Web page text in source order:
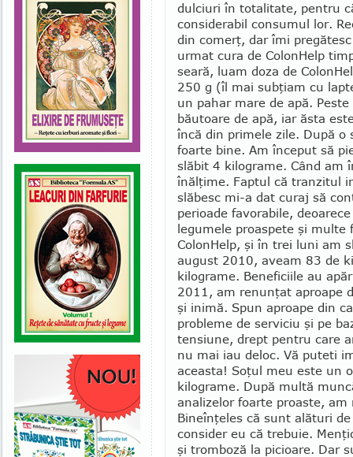
dulciuri în totalitate, pentru
considerabil consumul lor.
din comerţ, dar îmi
urmat cura de Co­lonHelp
seară, luam doza de
250 g (îl mai subţiam cu
un pahar mare de apă.
băutoare de apă, iar ăsta
încă din primele zile. După
foarte bine. Am început să
slăbit 4 kilograme. Când am
înălţime. Faptul că tranzitul
slăbesc mi-a dat curaj să
peri­oade favorabile,
legumele proas­pete şi
ColonHelp, şi în trei luni am
august 2010, aveam 83 de
kilograme. Bene­ficiile au
2011, am renunţat aproape
şi inimă. Spun aproape din
probleme de serviciu şi pe
tensiune, drept pentru care
nu mai iau deloc. Vă puteti
aceas­ta! Soţul meu este un
kilo­grame. După multă
analizelor foarte proaste,
Bineînţeles că sunt alături
consider eu că trebuie.
şi trom­boză la picioare. Dar